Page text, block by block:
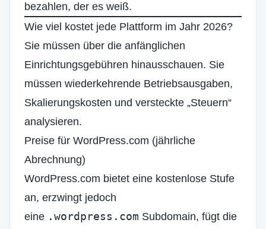
bezahlen, der es weiß.
Wie viel kostet jede Plattform im Jahr 2026?
Sie müssen über die anfänglichen
Einrichtungsgebühren hinausschauen. Sie
müssen wiederkehrende Betriebsausgaben,
Skalierungskosten und versteckte „Steuern“
analysieren.
Preise für WordPress.com (jährliche
Abrechnung)
WordPress.com bietet eine kostenlose Stufe
an, erzwingt jedoch
eine .wordpress.com Subdomain, fügt die